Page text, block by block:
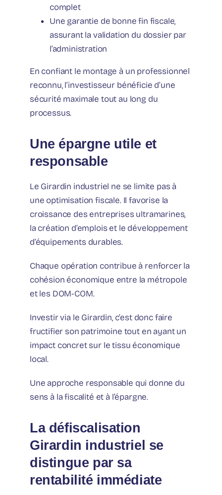
complet
Une garantie de bonne fin fiscale,
assurant la validation du dossier par
l’administration
En confiant le montage à un professionnel
reconnu, l’investisseur bénéficie d’une
sécurité maximale tout au long du
processus.
Une épargne utile et
responsable
Le Girardin industriel ne se limite pas à
une optimisation fiscale. Il favorise la
croissance des entreprises ultramarines,
la création d’emplois et le développement
d’équipements durables.
Chaque opération contribue à renforcer la
cohésion économique entre la métropole
et les DOM-COM.
Investir via le Girardin, c’est donc faire
fructifier son patrimoine tout en ayant un
impact concret sur le tissu économique
local.
Une approche responsable qui donne du
sens à la fiscalité et à l’épargne.
La défiscalisation
Girardin industriel se
distingue par sa
rentabilité immédiate